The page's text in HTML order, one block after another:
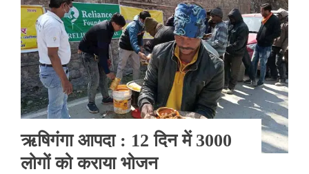
ऋषिगंगा आपदा : 12 दिन में 3000
लोगों को कराया भोजन